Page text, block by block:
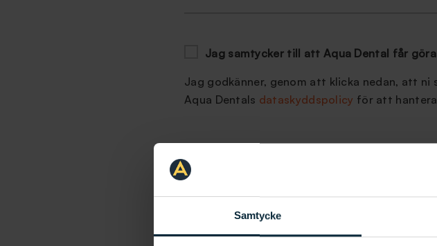
Samtycke
Jag samtycker till att Aqua Dental får
Jag godkänner, genom att klicka nedan, att
Aqua Dentals dataskyddspolicy för att
Olika typer av